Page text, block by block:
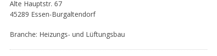
Alte Hauptstr. 67
45289 Essen-Burgaltendorf
Branche: Heizungs- und Lüftungsbau